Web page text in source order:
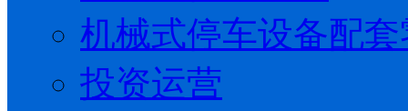
机械式停车设备配
投资运营